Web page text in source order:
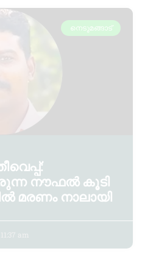
നെടുമങ്ങാട്
നൗഫൽ കൂടി
മരണം നാലായി
11:37 am